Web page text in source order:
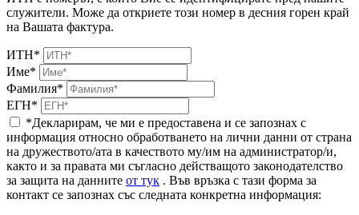
служители. Може да откриете този номер в десния горен край
на Вашата фактура.
ИТН*
Име*
Фамилия*
ЕГН*
*Декларирам, че ми е предоставена и се запознах с
информация относно обработването на лични данни от страна
на дружеството/ата в качеството му/им на администратор/и,
както и за правата ми съгласно действащото законодателство
за защита на данните от тук . Във връзка с тази форма за
контакт се запознах със следната конкретна информация: